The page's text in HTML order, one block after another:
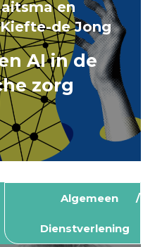
en
de Jong
AI in de
zorg
Algemeen
Dienstverlening